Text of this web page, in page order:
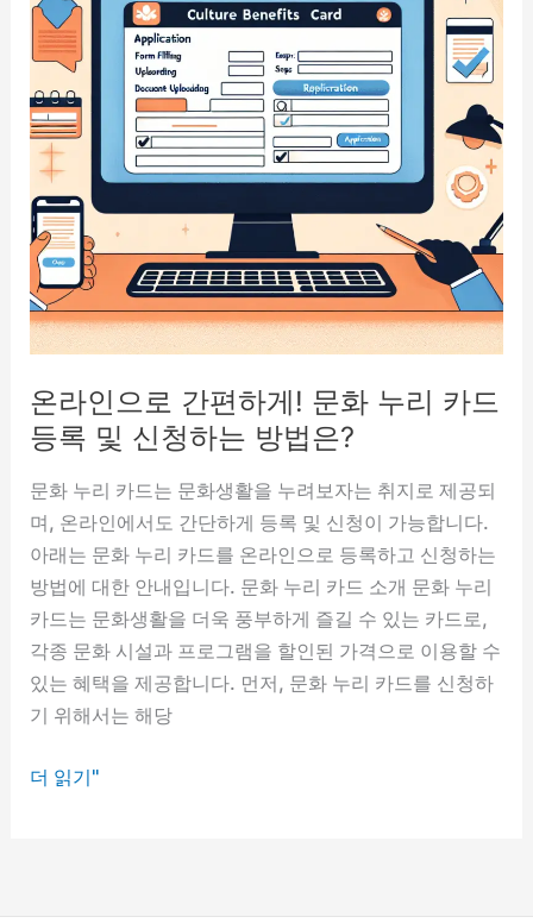
상
을
해!
문
화
누
리
카
드
의
라
인
용
법
소
개
온라인으로 간편하게! 문화 누리 카드
등록 및 신청하는 방법은?
문화 누리 카드는 문화생활을 누려보자는 취지로 제공되
며, 온라인에서도 간단하게 등록 및 신청이 가능합니다.
아래는 문화 누리 카드를 온라인으로 등록하고 신청하는
방법에 대한 안내입니다. 문화 누리 카드 소개 문화 누리
카드는 문화생활을 더욱 풍부하게 즐길 수 있는 카드로,
각종 문화 시설과 프로그램을 할인된 가격으로 이용할 수
있는 혜택을 제공합니다. 먼저, 문화 누리 카드를 신청하
기 위해서는 해당
온
더 읽기"